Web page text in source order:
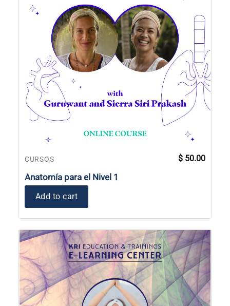
CURSOS
Anatomía para el Nivel 1
$ 50.00
Add to cart